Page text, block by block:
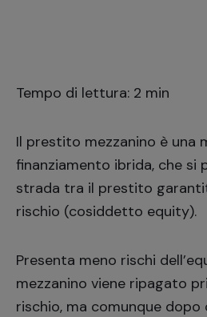
Tempo di lettura: 2 min
Il prestito mezzanino è una
finanziamento ibrida, che si
strada tra il prestito
rischio (cosiddetto equity).
Presenta meno rischi
mezzanino viene ripagato
rischio, ma comunque